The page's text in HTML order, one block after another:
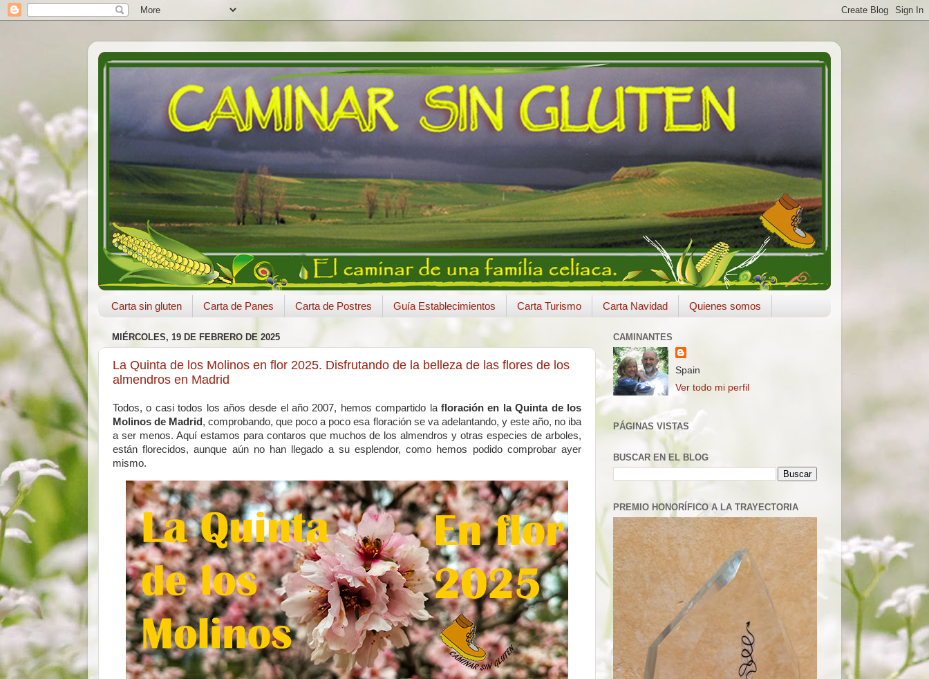
Carta sin gluten Carta de Panes Carta de Postres Guía Establecimientos Carta Turismo Carta Navidad Quienes somos
MIÉRCOLES, 19 DE FEBRERO DE 2025
La Quinta de los Molinos en flor 2025. Disfrutando de la belleza de las flores de los
almendros en Madrid
Todos, o casi todos los años desde el año 2007, hemos compartido lafloración en la Quinta de los
Molinos de Madrid , comprobando, que poco a poco esa floración se va adelantando, y este año, no iba
a ser menos. Aquí estamos para contaros que muchos de los almendros y otras especies de arboles,
están florecidos, aunque aún no han llegado a su esplendor, como hemos podido comprobar ayer
mismo.
CAMINANTES
Spain
Ver todo mi perfil
PÁGINAS VISTAS
BUSCAR EN EL BLOG
PREMIO HONORÍFICO A LA TRAYECTORIA